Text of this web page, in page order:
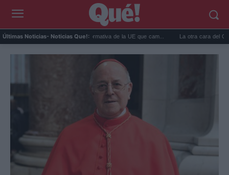
Últimas Noticias- Noticias Que!:
Maleta de mano 2027: la normativa de la UE que cam... La otra cara del CERN: